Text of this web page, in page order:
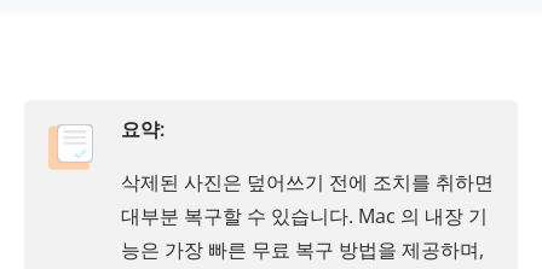
요약:
삭제된 사진은 덮어쓰기 전에 조치를 취하면
대부분 복구할 수 있습니다. Mac 의 내장 기
능은 가장 빠른 무료 복구 방법을 제공하며,